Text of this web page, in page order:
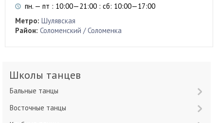
пн. — пт : 10:00—21:00 : сб: 10:00—17:00
Метро: Шулявская
Район: Соломенский / Соломенка
Школы танцев
Бальные танцы
Восточные танцы